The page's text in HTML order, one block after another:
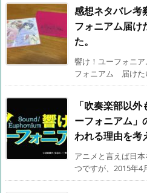
感想ネタバレ考
フォニアム届け
た。
響け！ユーフォニ
フォニアム 届けた
「吹奏楽部以
ーフォニアム」
われる理由を考
アニメと言えば日
つですが、2015年4